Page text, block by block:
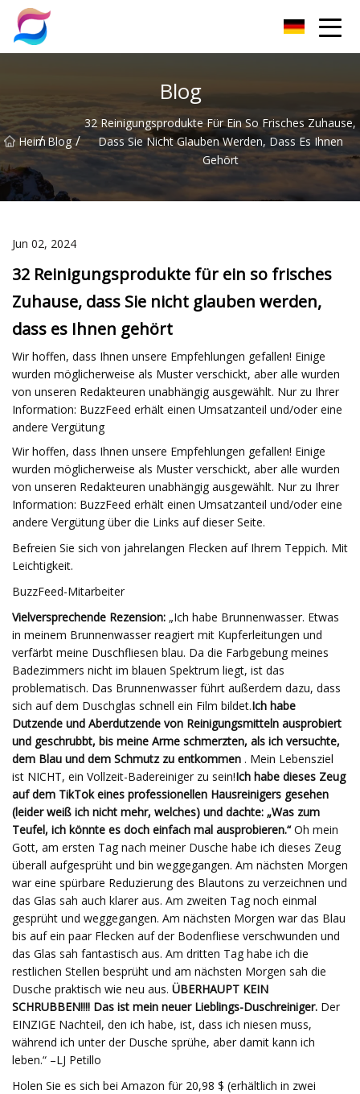
Blog
Heim
/ Blog /
32 Reinigungsprodukte Für Ein So Frisches Zuhause,
Dass Sie Nicht Glauben Werden, Dass Es Ihnen
Gehört
Jun 02, 2024
32 Reinigungsprodukte für ein so frisches
Zuhause, dass Sie nicht glauben werden,
dass es Ihnen gehört
Wir hoffen, dass Ihnen unsere Empfehlungen gefallen! Einige
wurden möglicherweise als Muster verschickt, aber alle wurden
von unseren Redakteuren unabhängig ausgewählt. Nur zu Ihrer
Information: BuzzFeed erhält einen Umsatzanteil und/oder eine
andere Vergütung
Wir hoffen, dass Ihnen unsere Empfehlungen gefallen! Einige
wurden möglicherweise als Muster verschickt, aber alle wurden
von unseren Redakteuren unabhängig ausgewählt. Nur zu Ihrer
Information: BuzzFeed erhält einen Umsatzanteil und/oder eine
andere Vergütung über die Links auf dieser Seite.
Befreien Sie sich von jahrelangen Flecken auf Ihrem Teppich. Mit
Leichtigkeit.
BuzzFeed-Mitarbeiter
Vielversprechende Rezension: „Ich habe Brunnenwasser. Etwas
in meinem Brunnenwasser reagiert mit Kupferleitungen und
verfärbt meine Duschfliesen blau. Da die Farbgebung meines
Badezimmers nicht im blauen Spektrum liegt, ist das
problematisch. Das Brunnenwasser führt außerdem dazu, dass
sich auf dem Duschglas schnell ein Film bildet.Ich habe
Dutzende und Aberdutzende von Reinigungsmitteln ausprobiert
und geschrubbt, bis meine Arme schmerzten, als ich versuchte,
dem Blau und dem Schmutz zu entkommen . Mein Lebensziel
ist NICHT, ein Vollzeit-Badereiniger zu sein!Ich habe dieses Zeug
auf dem TikTok eines professionellen Hausreinigers gesehen
(leider weiß ich nicht mehr, welches) und dachte: „Was zum
Teufel, ich könnte es doch einfach mal ausprobieren.“Oh mein
Gott, am ersten Tag nach meiner Dusche habe ich dieses Zeug
überall aufgesprüht und bin weggegangen. Am nächsten Morgen
war eine spürbare Reduzierung des Blautons zu verzeichnen und
das Glas sah auch klarer aus. Am zweiten Tag noch einmal
gesprüht und weggegangen. Am nächsten Morgen war das Blau
bis auf ein paar Flecken auf der Bodenfliese verschwunden und
das Glas sah fantastisch aus. Am dritten Tag habe ich die
restlichen Stellen besprüht und am nächsten Morgen sah die
Dusche praktisch wie neu aus. ÜBERHAUPT KEIN
SCHRUBBEN!!!! Das ist mein neuer Lieblings-Duschreiniger. Der
EINZIGE Nachteil, den ich habe, ist, dass ich niesen muss,
während ich unter der Dusche sprühe, aber damit kann ich
leben.“ –LJ Petillo
Holen Sie es sich bei Amazon für 20,98 $ (erhältlich in zwei